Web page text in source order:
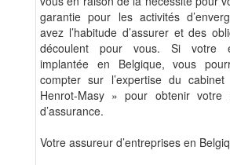
garantie pour les activités
avez l’habitude d’assurer et des
découlent pour vous. Si votre
implantée en Belgique, vous
compter sur l’expertise du
Henrot-Masy » pour obtenir votre
d’assurance.
Votre assureur d’entreprises en